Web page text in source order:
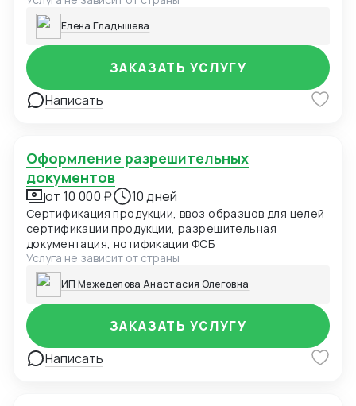
Елена Гладышева
Написать
ЗАКАЗАТЬ УСЛУГУ
Оформление разрешительных
документов
от 10 000 ₽ 10 дней
Сертификация продукции, ввоз образцов для целей
сертификации продукции, разрешительная
документация, нотификации ФСБ
Услуга не зависит от страны
ИП Межеделова Анастасия Олеговна
Написать
ЗАКАЗАТЬ УСЛУГУ